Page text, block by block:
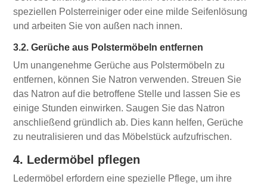
speziellen Polsterreiniger oder eine milde Seifenlösung
und arbeiten Sie von außen nach innen.
3.2. Gerüche aus Polstermöbeln entfernen
Um unangenehme Gerüche aus Polstermöbeln zu
entfernen, können Sie Natron verwenden. Streuen Sie
das Natron auf die betroffene Stelle und lassen Sie es
einige Stunden einwirken. Saugen Sie das Natron
anschließend gründlich ab. Dies kann helfen, Gerüche
zu neutralisieren und das Möbelstück aufzufrischen.
4. Ledermöbel pflegen
Ledermöbel erfordern eine spezielle Pflege, um ihre